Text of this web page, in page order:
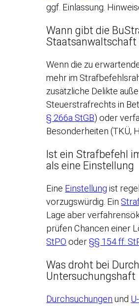
ggf. Einlassung.
Wann gibt die
Staatsanwaltschaft
Wenn die zu
mehr im
zusätzliche Delikte
Steuerstrafrechts in
§ 266a StGB) oder
Besonderheiten (TKÜ,
Ist ein Strafbefehl
als eine Einstellung
Eine Einstellung ist
vorzugswürdig. Ein
Lage aber
prüfen Chancen einer
StPO oder§§ 154 ff.
Was droht bei
Untersuchungshaft
Durchsuchungen und